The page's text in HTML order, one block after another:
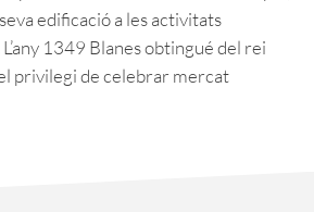
edificació a les activitats
1349 Blanes obtingué del rei
privilegi de celebrar mercat